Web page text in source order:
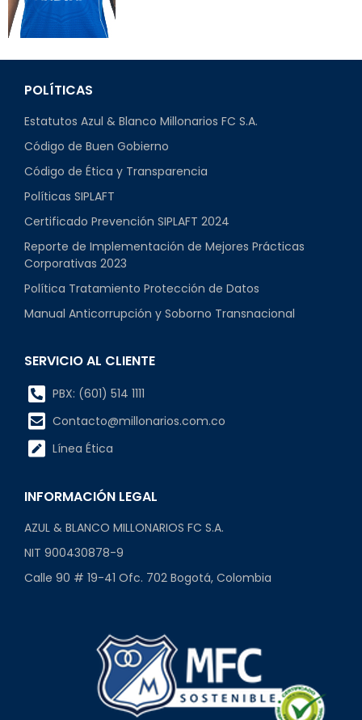
POLÍTICAS
Estatutos Azul & Blanco Millonarios FC S.A.
Código de Buen Gobierno
Código de Ética y Transparencia
Políticas SIPLAFT
Certificado Prevención SIPLAFT 2024
Reporte de Implementación de Mejores Prácticas
Corporativas 2023
Política Tratamiento Protección de Datos
Manual Anticorrupción y Soborno Transnacional
SERVICIO AL CLIENTE
PBX: (601) 514 1111
Contacto@millonarios.com.co
Línea Ética
INFORMACIÓN LEGAL
AZUL & BLANCO MILLONARIOS FC S.A.
NIT 900430878-9
Calle 90 # 19-41 Ofc. 702 Bogotá, Colombia